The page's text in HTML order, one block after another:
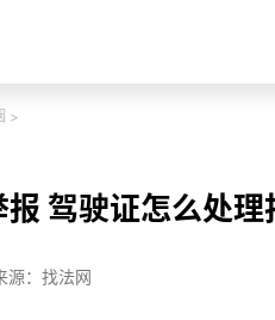
>
驾驶证怎么处理
源：找法网